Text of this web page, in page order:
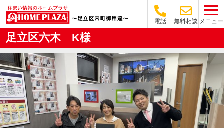
電話 無料相談 メニュー
足立区六木 K様